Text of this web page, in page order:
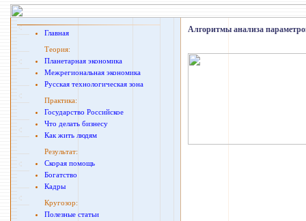
Главная
Теория:
Планетарная экономика
Межрегиональная экономика
Русская технологическая зона
Практика:
Государство Российское
Что делать бизнесу
Как жить людям
Результат:
Скорая помощь
Богатство
Кадры
Кругозор:
Полезные статьи
Алгоритмы анализа